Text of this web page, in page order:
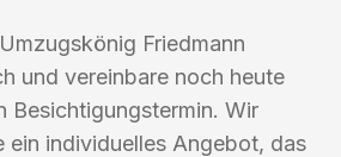
Friedmann
und vereinbare noch heute
Besichtigungstermin. Wir
ein individuelles Angebot, das